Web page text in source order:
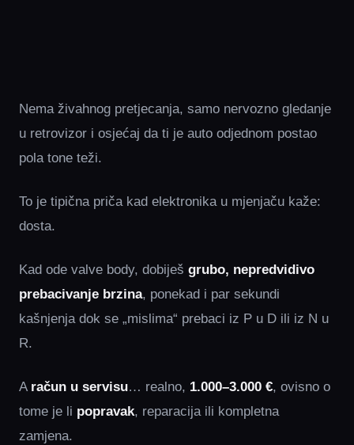
Nema živahnog pretjecanja, samo nervozno gledanje
u retrovizor i osjećaj da ti je auto odjednom postao
pola tone teži.
To je tipična priča kad elektronika u mjenjaču kaže:
dosta.
Kad ode valve body, dobiješ grubo, nepredvidivo
prebacivanje brzina, ponekad i par sekundi
kašnjenja dok se „mislima“ prebaci iz P u D ili iz N u
R.
A račun u servisu… realno, 1.000–3.000 €, ovisno o
tome je li popravak, reparacija ili kompletna
zamjena.